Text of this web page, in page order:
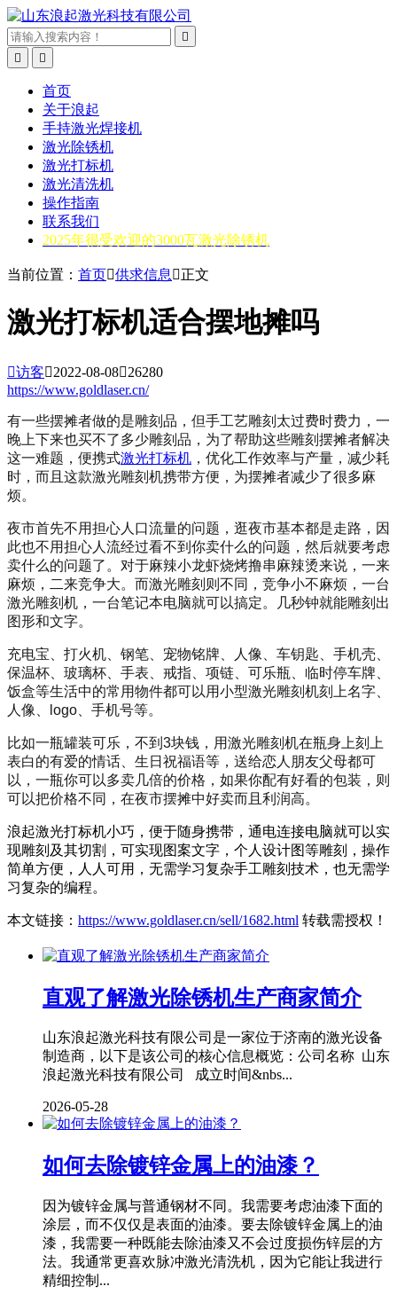



首页
关于浪起
手持激光焊接机
激光除锈机
激光打标机
激光清洗机
操作指南
联系我们
2025年很受欢迎的3000瓦激光除锈机
当前位置： 首页供求信息 正文
激光打标机适合摆地摊吗
访客2022-08-0826280
https://www.goldlaser.cn/
有一些摆摊者做的是雕刻品，但手工艺雕刻太过费时费力，一
晚上下来也买不了多少雕刻品，为了帮助这些雕刻摆摊者解决
这一难题，便携式激光打标机 ，优化工作效率与产量，减少耗
时，而且这款激光雕刻机携带方便，为摆摊者减少了很多麻
烦。
夜市首先不用担心人口流量的问题，逛夜市基本都是走路，因
此也不用担心人流经过看不到你卖什么的问题，然后就要考虑
卖什么的问题了。对于麻辣小龙虾烧烤撸串麻辣烫来说，一来
麻烦，二来竞争大。而激光雕刻则不同，竞争小不麻烦，一台
激光雕刻机，一台笔记本电脑就可以搞定。几秒钟就能雕刻出
图形和文字。
充电宝、打火机、钢笔、宠物铭牌、人像、车钥匙、手机壳、
保温杯、玻璃杯、手表、戒指、项链、可乐瓶、临时停车牌、
饭盒等生活中的常用物件都可以用小型激光雕刻机刻上名字、
人像、logo、手机号等。
比如一瓶罐装可乐，不到3块钱，用激光雕刻机在瓶身上刻上
表白的有爱的情话、生日祝福语等，送给恋人朋友父母都可
以，一瓶你可以多卖几倍的价格，如果你配有好看的包装，则
可以把价格不同，在夜市摆摊中好卖而且利润高。
浪起激光打标机小巧，便于随身携带，通电连接电脑就可以实
现雕刻及其切割，可实现图案文字，个人设计图等雕刻，操作
简单方便，人人可用，无需学习复杂手工雕刻技术，也无需学
习复杂的编程。
本文链接： https://www.goldlaser.cn/sell/1682.html 转载需授权！
直观了解激光除锈机生产商家简介
山东浪起激光科技有限公司是一家位于济南的激光设备
制造商，以下是该公司的核心信息概览：公司名称 山东
浪起激光科技有限公司 成立时间&nbs...
2026-05-28
如何去除镀锌金属上的油漆？
因为镀锌金属与普通钢材不同。我需要考虑油漆下面的
涂层，而不仅仅是表面的油漆。要去除镀锌金属上的油
漆，我需要一种既能去除油漆又不会过度损伤锌层的方
法。我通常更喜欢脉冲激光清洗机，因为它能让我进行
精细控制...